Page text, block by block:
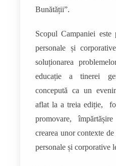
Bunătății”.
Scopul Campaniei este
personale și
soluționarea
educație a tinerei
concepută ca un
aflat la a treia ediție,
promovare,
crearea unor contexte
personale și corporative